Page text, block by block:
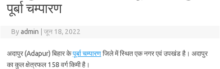
पूर्बा चम्पारण
Byadmin जून 18, 2022
अदापुर (Adapur) बिहार केपूर्बा चम्पारणजिले में स्थित एक नगर एवं उपखंड है। अदापुर
का कुल क्षेत्रफल 158 वर्ग किमी है।